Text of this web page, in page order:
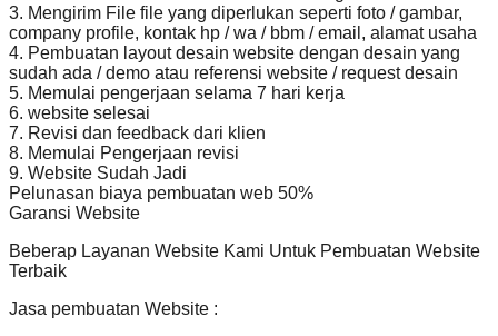
3. Mengirim File file yang diperlukan seperti foto / gambar,
company profile, kontak hp / wa / bbm / email, alamat usaha
4. Pembuatan layout desain website dengan desain yang
sudah ada / demo atau referensi website / request desain
5. Memulai pengerjaan selama 7 hari kerja
6. website selesai
7. Revisi dan feedback dari klien
8. Memulai Pengerjaan revisi
9. Website Sudah Jadi
Pelunasan biaya pembuatan web 50%
Garansi Website
Beberap Layanan Website Kami Untuk Pembuatan Website
Terbaik
Jasa pembuatan Website :